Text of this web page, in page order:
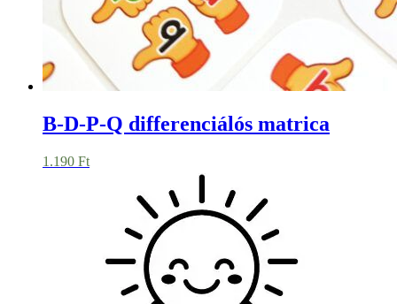
B-D-P-Q differenciálós matrica
1.190 Ft